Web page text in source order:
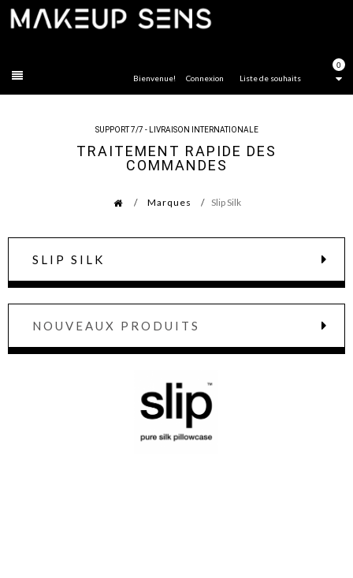
0
Liste de souhaits
Bienvenue! Connexion
SUPPORT 7/7 - LIVRAISON INTERNATIONALE
TRAITEMENT RAPIDE DES
COMMANDES
Marques Slip Silk
SLIP SILK
NOUVEAUX PRODUITS